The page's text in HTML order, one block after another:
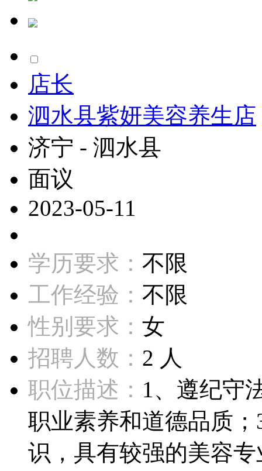
店长
泗水县紫妍美容养生店
济宁 - 泗水县
面议
2023-05-11
学历要求： 不限
工作经验： 不限
性别要求： 女
招聘人数： 2 人
职位描述： 1、遵纪守
职业素养和道德品质
识，具有较强的美容